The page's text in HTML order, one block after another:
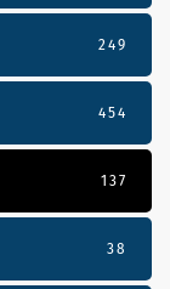
249
454
137
38